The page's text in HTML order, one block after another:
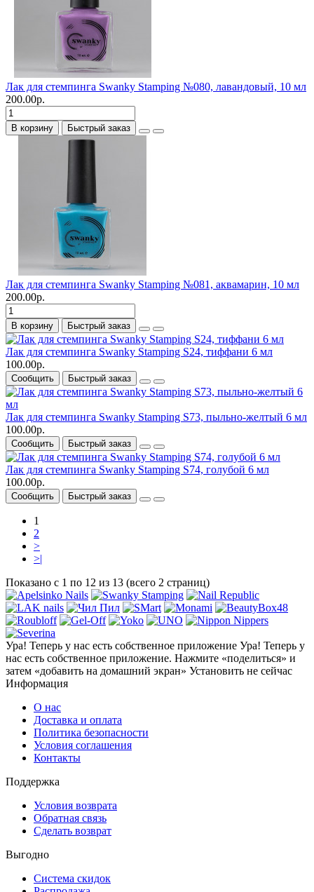
Лак для стемпинга Swanky Stamping №080, лавандовый, 10 мл
200.00р.
В корзину Быстрый заказ
Лак для стемпинга Swanky Stamping №081, аквамарин, 10 мл
200.00р.
В корзину Быстрый заказ
Лак для стемпинга Swanky Stamping S24, тиффани 6 мл
100.00р.
Сообщить Быстрый заказ
Лак для стемпинга Swanky Stamping S73, пыльно-желтый 6 мл
100.00р.
Сообщить Быстрый заказ
Лак для стемпинга Swanky Stamping S74, голубой 6 мл
100.00р.
Сообщить Быстрый заказ
1
2
>
>|
Показано с 1 по 12 из 13 (всего 2 страниц)
Ура! Теперь у нас есть собственное приложение Ура! Теперь у
нас есть собственное приложение. Нажмите «поделиться» и
затем «добавить на домашний экран» Установить не сейчас
Информация
О нас
Доставка и оплата
Политика безопасности
Условия соглашения
Контакты
Поддержка
Условия возврата
Обратная связь
Сделать возврат
Выгодно
Система скидок